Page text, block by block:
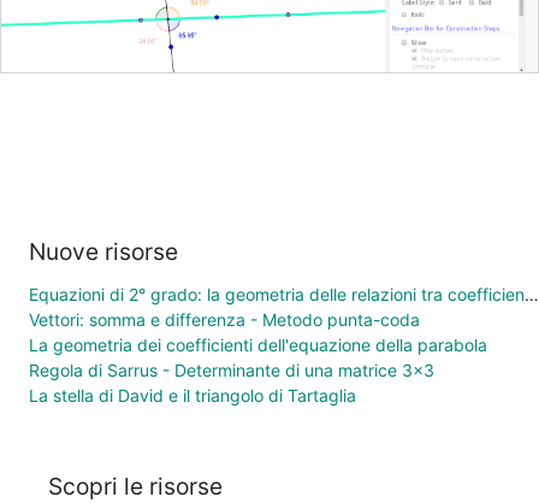
Nuove risorse
Equazioni di 2° grado: la geometria delle relazioni tra coefficienti e soluzioni
Vettori: somma e differenza - Metodo punta-coda
La geometria dei coefficienti dell'equazione della parabola
Regola di Sarrus - Determinante di una matrice 3×3
La stella di David e il triangolo di Tartaglia
Scopri le risorse